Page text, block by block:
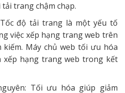
trang chậm chạp.
Tốc độ tải trang là một yếu tố
việc xếp hạng trang web trên
kiếm. Máy chủ web tối ưu hóa
xếp hạng trang web trong kết
Tối ưu hóa giúp giảm